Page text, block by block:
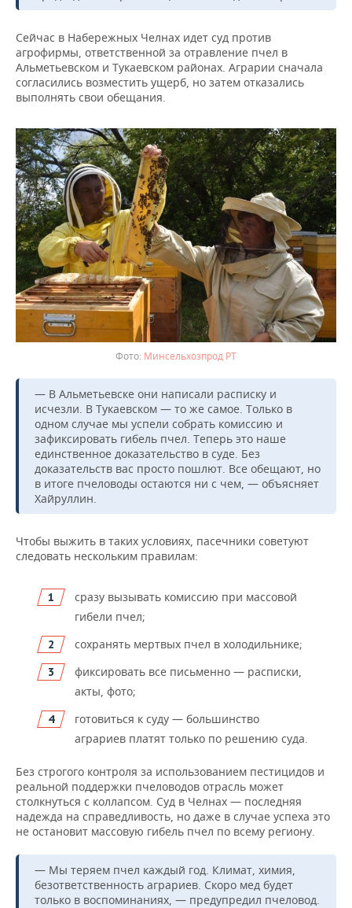
Сейчас в Набережных Челнах идет суд против
агрофирмы, ответственной за отравление пчел в
Альметьевском и Тукаевском районах. Аграрии сначала
согласились возместить ущерб, но затем отказались
выполнять свои обещания.
Минсельхозпрод РТ
— В Альметьевске они написали расписку и
исчезли. В Тукаевском — то же самое. Только в
одном случае мы успели собрать комиссию и
зафиксировать гибель пчел. Теперь это наше
единственное доказательство в суде. Без
доказательств вас просто пошлют. Все обещают, но
в итоге пчеловоды остаются ни с чем, — объясняет
Хайруллин.
Чтобы выжить в таких условиях, пасечники советуют
следовать нескольким правилам:
сразу вызывать комиссию при массовой
гибели пчел;
сохранять мертвых пчел в холодильнике;
фиксировать все письменно — расписки,
акты, фото;
готовиться к суду — большинство
аграриев платят только по решению суда.
Без строгого контроля за использованием пестицидов и
реальной поддержки пчеловодов отрасль может
столкнуться с коллапсом. Суд в Челнах — последняя
надежда на справедливость, но даже в случае успеха это
не остановит массовую гибель пчел по всему региону.
— Мы теряем пчел каждый год. Климат, химия,
безответственность аграриев. Скоро мед будет
только в воспоминаниях, — предупредил пчеловод.